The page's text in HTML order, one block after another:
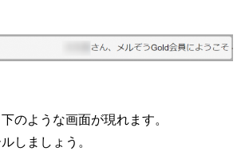
のような画面が現れます。
しましょう。